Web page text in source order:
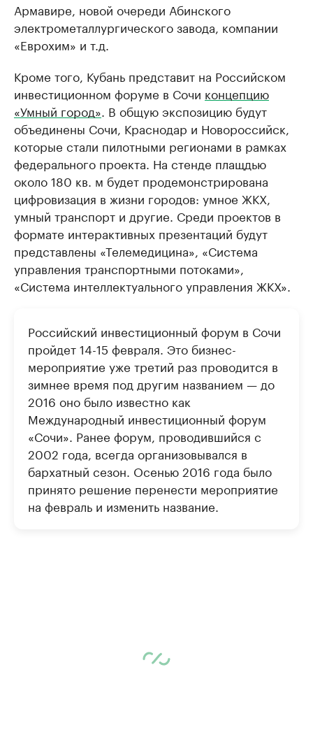
Армавире, новой очереди Абинского
электрометаллургического завода, компании
«Еврохим» и т.д.
Кроме того, Кубань представит на Российском
инвестиционном форуме в Сочи концепцию
«Умный город» . В общую экспозицию будут
объединены Сочи, Краснодар и Новороссийск,
которые стали пилотными регионами в рамках
федерального проекта. На стенде плащдью
около 180 кв. м будет продемонстрирована
цифровизация в жизни городов: умное ЖКХ,
умный транспорт и другие. Среди проектов в
формате интерактивных презентаций будут
представлены «Телемедицина», «Система
управления транспортными потоками»,
«Система интеллектуального управления ЖКХ».
Российский инвестиционный форум в Сочи
пройдет 14-15 февраля. Это бизнес-
мероприятие уже третий раз проводится в
зимнее время под другим названием — до
2016 оно было известно как
Международный инвестиционный форум
«Сочи». Ранее форум, проводившийся с
2002 года, всегда организовывался в
бархатный сезон. Осенью 2016 года было
принято решение перенести мероприятие
на февраль и изменить название.